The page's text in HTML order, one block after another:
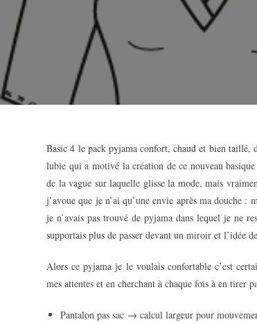
Basic 4 le pack pyjama confort, chaud et bien taillé,
lubie qui a motivé la création de ce nouveau
de la vague sur laquelle glisse la mode, mais
j’avoue que je n’ai qu’une envie après ma douche
je n’avais pas trouvé de pyjama dans lequel je ne
supportais plus de passer devant un miroir et l’idée
Alors ce pyjama je le voulais confortable c’est
mes attentes et en cherchant à chaque fois à en tirer
Pantalon pas sac → calcul largeur pour